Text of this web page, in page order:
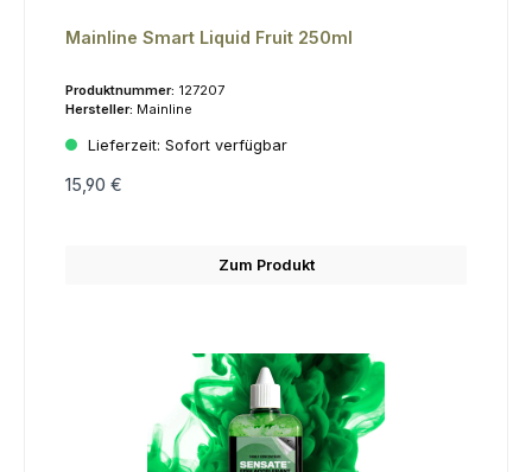
Mainline Smart Liquid Fruit 250ml
Produktnummer: 127207
Hersteller: Mainline
Lieferzeit: Sofort verfügbar
15,90 €
Zum Produkt